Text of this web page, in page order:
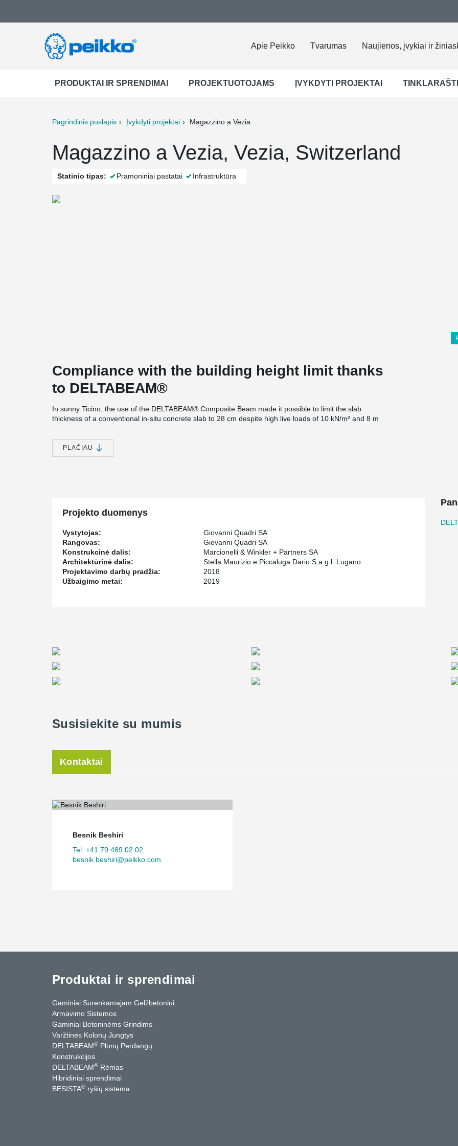
Apie Peikko Tvarumas Naujienos, įvykiai ir
PRODUKTAI IR SPRENDIMAI PROJEKTUOTOJAMS ĮVYKDYTI PROJEKTAI
Pagrindinis puslapis Įvykdyti projektai Magazzino a Vezia
Magazzino a Vezia, Vezia, Switzerland
Statinio tipas: Pramoniniai pastatai Infrastruktūra
Compliance with the building height limit thanks
to DELTABEAM®
In sunny Ticino, the use of the DELTABEAM® Composite Beam made it possible to limit the slab
thickness of a conventional in-situ concrete slab to 28 cm despite high live loads of 10 kN/m² and 8 m
In cooperation with the developer Giovanni Quadri SA and the structural designers Marcionelli &
Winkler + Partners SA, it was possible to work out a solution for the Magazzino a Vezian project that did
PLAČIAU
Projekto duomenys
Vystytojas:
Giovanni Quadri SA
Rangovas:
Giovanni Quadri SA
Konstrukcinė dalis:
Marcionelli & Winkler + Partners SA
Architektūrinė dalis:
Stella Maurizio e Piccaluga Dario S.a g.l. Lugano
Projektavimo darbų pradžia:
2018
Užbaigimo metai:
2019
Susisiekite su mumis
Kontaktai
Besnik Beshiri
Tel. +41 79 489 02 02
besnik.beshiri@peikko.com
Produktai ir sprendimai
Gaminiai Surenkamajam Gelžbetoniui
Armavimo Sistemos
Gaminiai Betoninėms Grindims
Varžtinės Kolonų Jungtys
DELTABEAM® Plonų Perdangų
Konstrukcijos
DELTABEAM® Rėmas
Hibridiniai sprendimai
BESISTA® ryšių sistema